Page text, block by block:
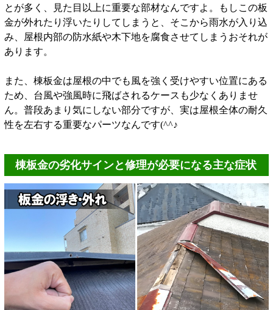
とが多く、見た目以上に重要な部材なんですよ。もしこの板
金が外れたり浮いたりしてしまうと、そこから雨水が入り込
み、屋根内部の防水紙や木下地を腐食させてしまうおそれが
あります。
また、棟板金は屋根の中でも風を強く受けやすい位置にある
ため、台風や強風時に飛ばされるケースも少なくありませ
ん。普段あまり気にしない部分ですが、実は屋根全体の耐久
性を左右する重要なパーツなんです(^^♪
棟板金の劣化サインと修理が必要になる主な症状